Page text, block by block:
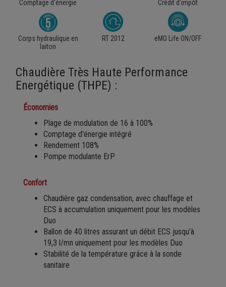
Comptage d'énergie Crédit d'impôt
Corps hydraulique en
laiton
RT 2012 eMO Life ON/OFF
Chaudière Très Haute Performance
Energétique (THPE) :
Économies
Plage de modulation de 16 à 100%
Comptage d'énergie intégré
Rendement 108%
Pompe modulante ErP
Confort
Chaudière gaz condensation, avec chauffage et
ECS à accumulation uniquement pour les modèles
Duo
Ballon de 40 litres assurant un débit ECS jusqu'à
19,3 l/mn uniquement pour les modèles Duo
Stabilité de la température grâce à la sonde
sanitaire